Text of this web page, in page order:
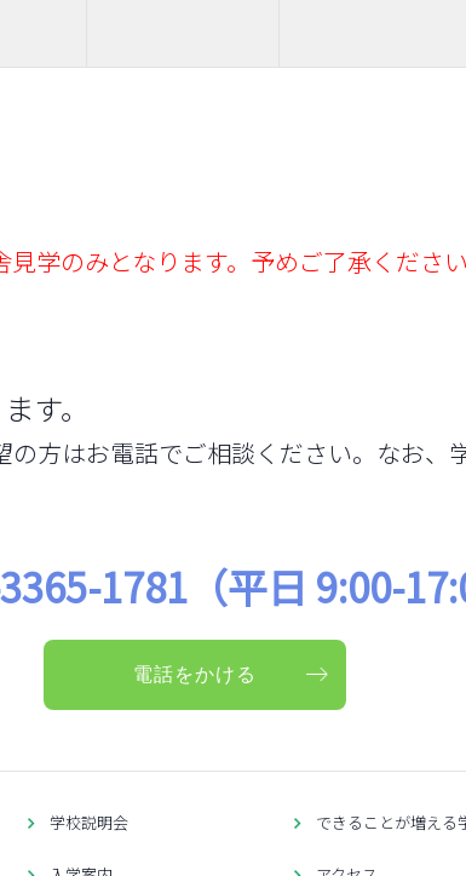
学のみとなります。予めご了承ください
す。
方はお電話でご相談ください。なお、
1781 （平日 9:00-
電話をかける
学校説明会 できることが増える